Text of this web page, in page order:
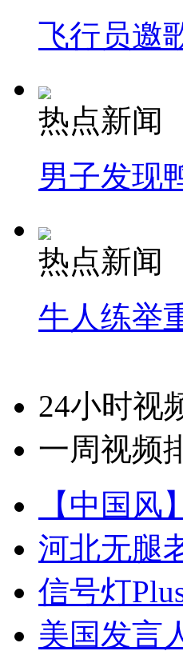
飞行员邀
热点新闻
男子发现
热点新闻
牛人练举
24小时视
一周视频
【中国
河北无腿
信号灯
美国发言